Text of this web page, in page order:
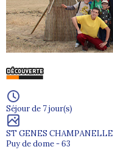
Séjour de 7 jour(s)
ST GENES CHAMPANELLE
Puy de dome - 63